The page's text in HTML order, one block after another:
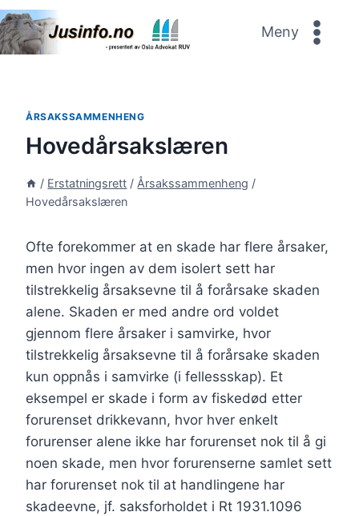
Skip
to
content
Meny
ÅRSAKSSAMMENHENG
Hovedårsakslæren
/ Erstatningsrett / Årsakssammenheng /
Hovedårsakslæren
Ofte forekommer at en skade har flere årsaker,
men hvor ingen av dem isolert sett har
tilstrekkelig årsaksevne til å forårsake skaden
alene. Skaden er med andre ord voldet
gjennom flere årsaker i samvirke, hvor
tilstrekkelig årsaksevne til å forårsake skaden
kun oppnås i samvirke (i fellessskap). Et
eksempel er skade i form av fiskedød etter
forurenset drikkevann, hvor hver enkelt
forurenser alene ikke har forurenset nok til å gi
noen skade, men hvor forurenserne samlet sett
har forurenset nok til at handlingene har
skadeevne, jf. saksforholdet i Rt 1931.1096